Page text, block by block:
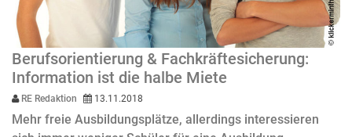
Berufsorientierung & Fachkräftesicherung:
Information ist die halbe Miete
RE Redaktion 13.11.2018
Mehr freie Ausbildungsplätze, allerdings interessieren